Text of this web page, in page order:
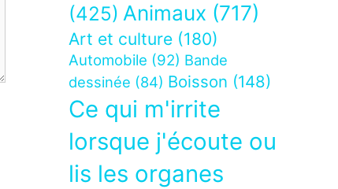
(425) Animaux (717)
Art et culture (180)
Automobile (92) Bande
dessinée (84) Boisson (148)
Ce qui m'irrite
lorsque j'écoute ou
lis les organes